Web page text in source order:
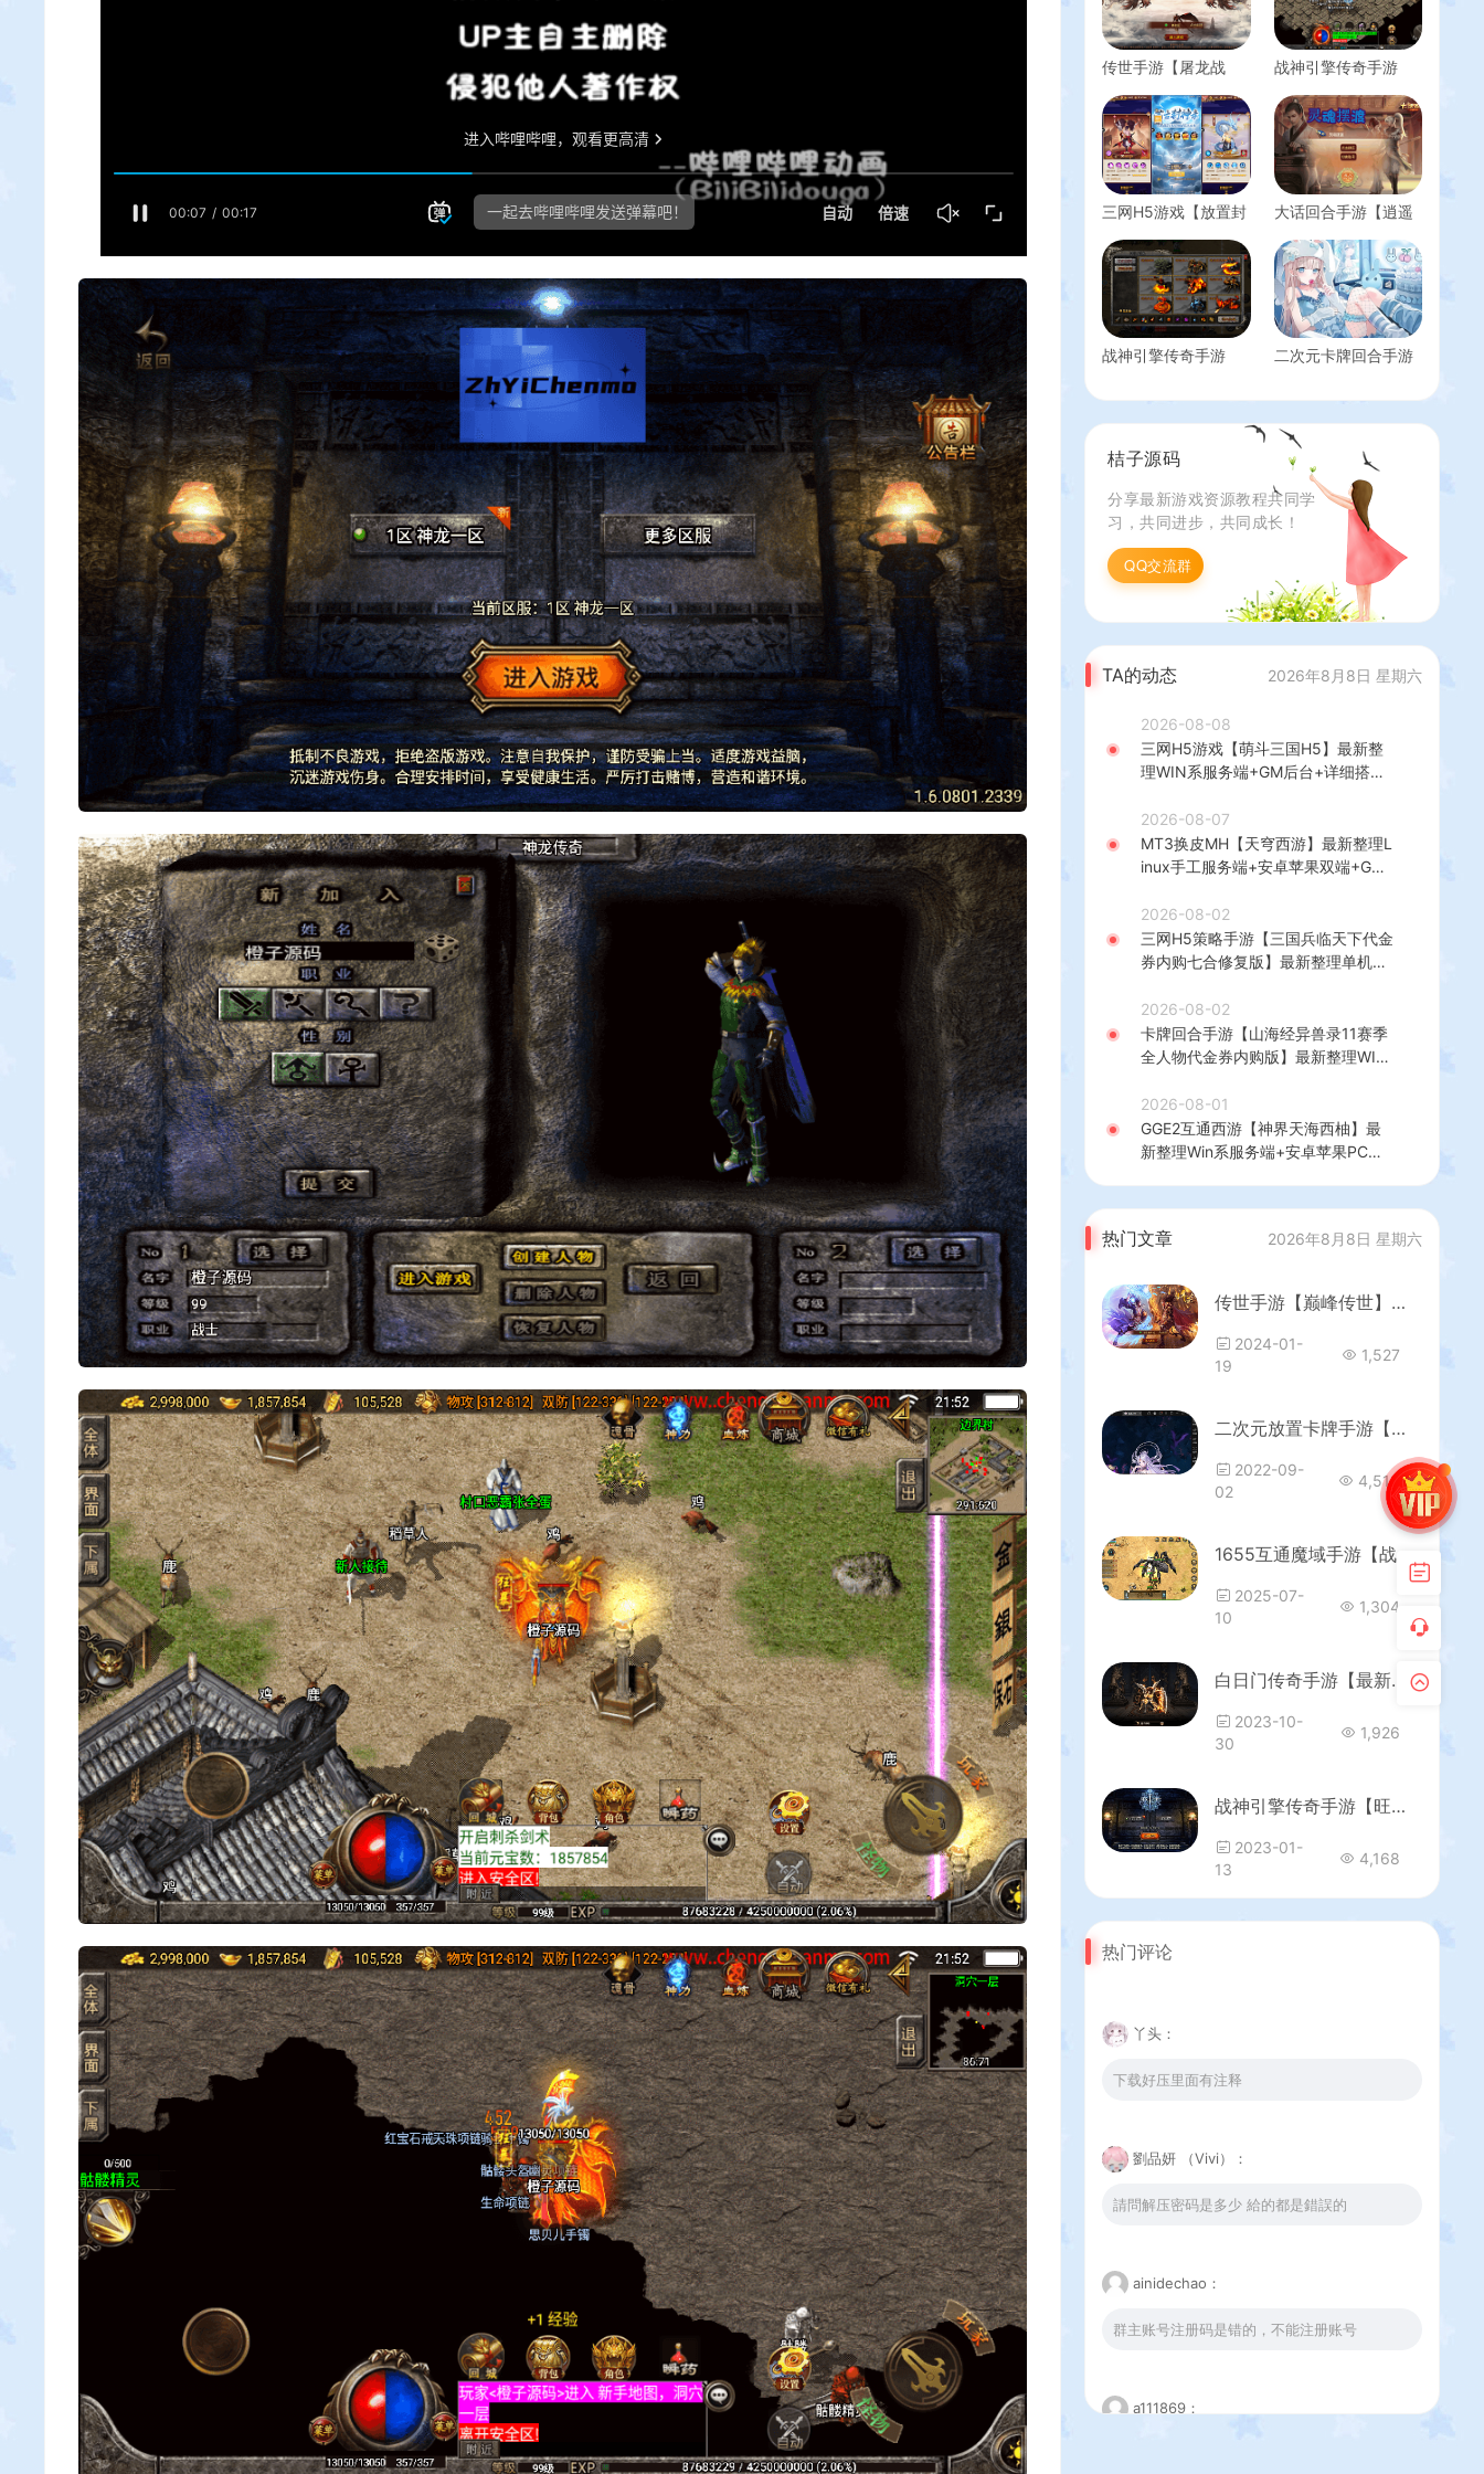
传世手游【屠龙战
工服务端+安卓苹果
双端+GM授权后台
+详细搭建教程
战神引擎传奇手游
[白猪3.1]】最新整理
WIN系复古服务端
+安卓苹果双端+GM
授权后台+详细搭建
教程
三网H5游戏【放置封
版】最新整理Linux手
工服务端+管理后台
+GM授权后台+详细
搭建教程
大话回合手游【逍遥
新整理Linux手工服务
端+安卓苹果双端
+GM后台+详细搭建
教程
战神引擎传奇手游
免授权]】最新整理
Win系特色端+安卓苹
+详细搭建教程
二次元卡牌回合手游
3333级内购版】最新
整理单机一键即玩镜
像端+Linux手工服务
端+安卓+多区跨服
+自定义英雄+自定义
符文+GM授权后台
+详细搭建教程+视频
桔子源码
分享最新游戏资源教程共同学
习，共同进步，共同成长！
QQ交流群
TA的动态 2026年8月8日 星期六
2026-08-08
三网H5游戏【萌斗三国H5】最新整
理WIN系服务端+GM后台+详细搭建
2026-08-07
MT3换皮MH【天穹西游】最新整理L
inux手工服务端+安卓苹果双端+GM
教程
2026-08-02
三网H5策略手游【三国兵临天下代金
券内购七合修复版】最新整理单机一
理后台+GM授权后台+简易安卓客户
端+详细搭建教程+视频教程
2026-08-02
卡牌回合手游【山海经异兽录11赛季
全人物代金券内购版】最新整理WIN
+热更修改工具+安卓+详细搭建教程
2026-08-01
GGE2互通西游【神界天海西柚】最
新整理Win系服务端+安卓苹果PC三
热门文章 2026年8月8日 星期六
传世手游【巅峰传世】最新整理单机一键既玩服务端+Linux手工服务端+安卓苹果双端+GM授权后台+详细搭建教程
2024-01-
19
1,527
二次元放置卡牌手游【塞壬孟婆】最新整理Linux本地学习手工服务端+安卓+多功能GM授权后台+详细搭建教程
2022-09-
02
4,518
1655互通魔域手游【战天魔域90神火版】最新整理Win半手工服务端+本地注册验证+GM工具+安卓+详细搭建教程+视频教程
2025-07-
10
1,304
白日门传奇手游【最新超爆传奇】最新整理Win一键服务端+GM后台+安卓+详细搭建教程
2023-10-
30
1,926
战神引擎传奇手游【旺旺单职业十六大陆】最新整理WIN系特色服务端+安卓+GM后台+详细搭建教程
2023-01-
13
4,168
热门评论
丫头：
下载好压里面有注释
劉品妍 （Vivi）：
請問解压密码是多少 給的都是錯誤的
ainidechao：
群主账号注册码是错的，不能注册账号
a111869：